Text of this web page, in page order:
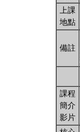
上課
地點
備註
課程
簡介
影片